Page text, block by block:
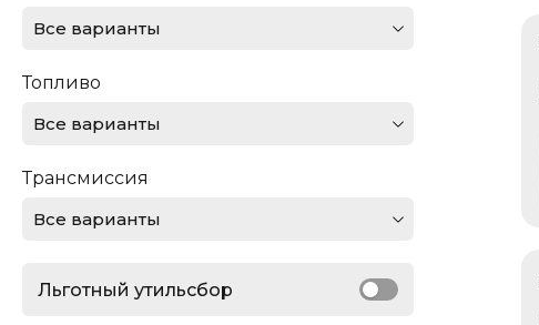
Льготный утильсбор
Ferrari
Ford
Jeep
Все варианты
Топливо
Все варианты
Трансмиссия
Все варианты